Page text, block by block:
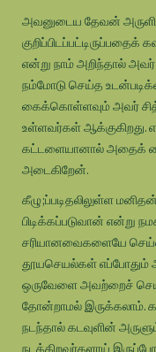
அவனுடைய தேவன்
என்று நாம் அறிந்தால்
நம்மோடு செய்த
கைக்கொள்ளவும் அவர்
உள்ளவர்கள் ஆக்குகிறது.
கட்டளையானால் அதைக்
அடைகிறேன்.
கீழு;ப்படிதலிலுள்ள
பிடிக்கப்படுவான் என்று
சரியானவைகளையே
தூயசெயல்கள் எப்போதும்
ஒருவேளை அவற்றைச்
தோன்றாமல் இருக்கலாம்.
நடந்தால் கடவுளின்
நடக்கிறவர்களாய்